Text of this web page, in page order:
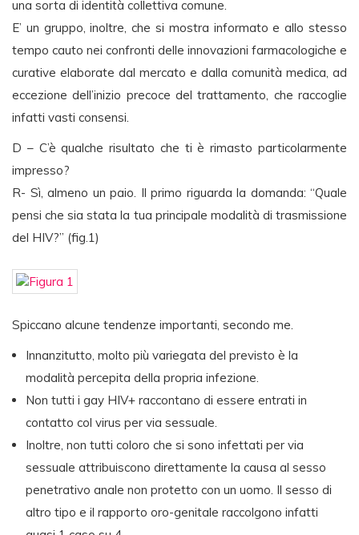
una sorta di identità collettiva comune.
E’ un gruppo, inoltre, che si mostra informato e allo stesso
tempo cauto nei confronti delle innovazioni farmacologiche e
curative elaborate dal mercato e dalla comunità medica, ad
eccezione dell’inizio precoce del trattamento, che raccoglie
infatti vasti consensi.
D – C’è qualche risultato che ti è rimasto particolarmente
impresso?
R- Sì, almeno un paio. Il primo riguarda la domanda: “Quale
pensi che sia stata la tua principale modalità di trasmissione
del HIV?” (fig.1)
Spiccano alcune tendenze importanti, secondo me.
Innanzitutto, molto più variegata del previsto è la
modalità percepita della propria infezione.
Non tutti i gay HIV+ raccontano di essere entrati in
contatto col virus per via sessuale.
Inoltre, non tutti coloro che si sono infettati per via
sessuale attribuiscono direttamente la causa al sesso
penetrativo anale non protetto con un uomo. Il sesso di
altro tipo e il rapporto oro-genitale raccolgono infatti